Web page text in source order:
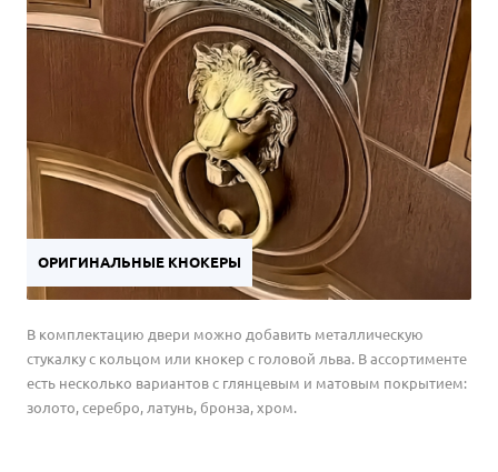
ОРИГИНАЛЬНЫЕ КНОКЕРЫ
В комплектацию двери можно добавить металлическую
стукалку с кольцом или кнокер с головой льва. В ассортименте
есть несколько вариантов с глянцевым и матовым покрытием:
золото, серебро, латунь, бронза, хром.